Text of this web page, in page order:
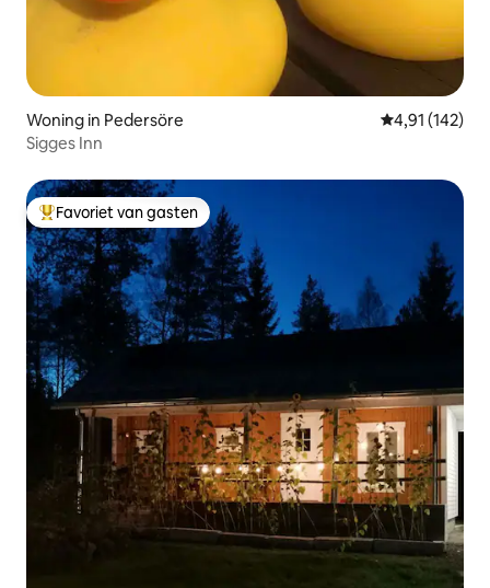
Woning in Pedersöre Gemiddelde
4,91 (142)
Sigges Inn
Topfavoriet van gasten
Favoriet van gasten